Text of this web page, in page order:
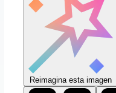
Reimagina esta imagen